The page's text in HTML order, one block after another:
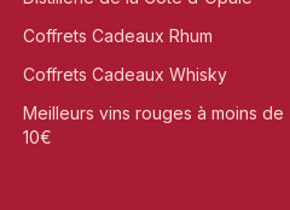
Coffrets Cadeaux Rhum
Coffrets Cadeaux Whisky
Meilleurs vins rouges à moins de
10€